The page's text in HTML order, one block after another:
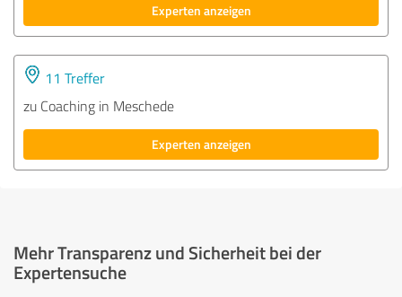
Experten anzeigen
11 Treffer
zu Coaching in Meschede
Experten anzeigen
Mehr Transparenz und Sicherheit bei der
Expertensuche